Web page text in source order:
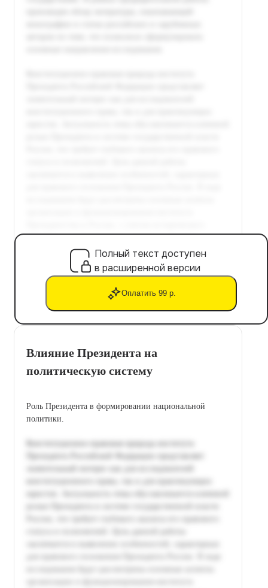
Полный текст доступен
в расширенной версии
Оплатить 99 р.
Влияние Президента на
политическую систему
Роль Президента в формировании национальной
политики.